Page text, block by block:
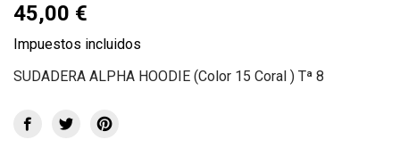
45,00 €
Impuestos incluidos
SUDADERA ALPHA HOODIE (Color 15 Coral ) Tª 8